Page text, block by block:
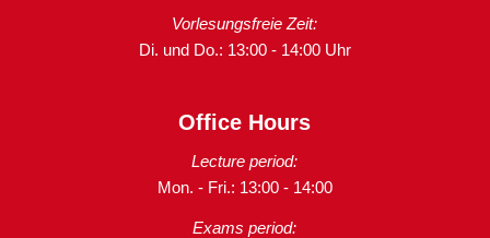
Vorlesungsfreie Zeit:
Di. und Do.: 13:00 - 14:00 Uhr
Office Hours
Lecture period:
Mon. - Fri.: 13:00 - 14:00
Exams period: